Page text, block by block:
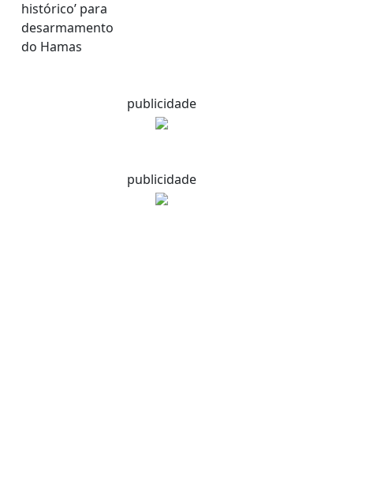
publicidade
publicidade